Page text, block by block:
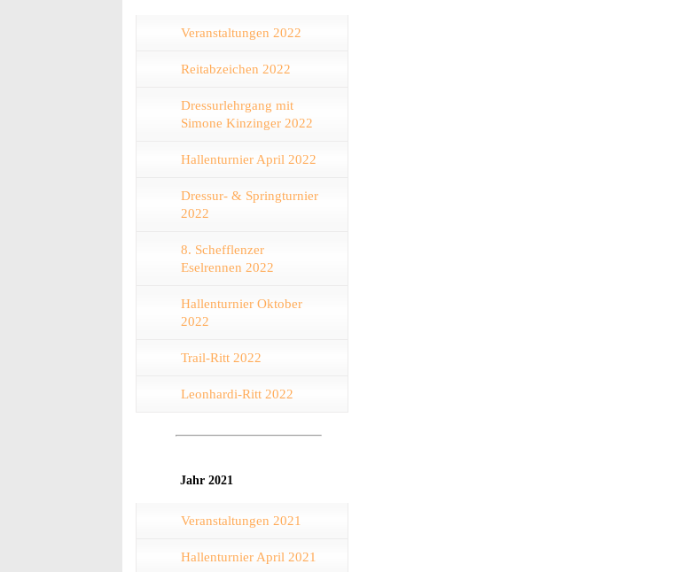
Veranstaltungen 2022
Reitabzeichen 2022
Dressurlehrgang mit
Simone Kinzinger 2022
Hallenturnier April 2022
Dressur- & Springturnier
2022
8. Schefflenzer
Eselrennen 2022
Hallenturnier Oktober
2022
Trail-Ritt 2022
Leonhardi-Ritt 2022
Jahr 2021
Veranstaltungen 2021
Hallenturnier April 2021